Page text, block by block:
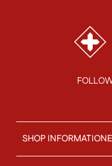
SHOP